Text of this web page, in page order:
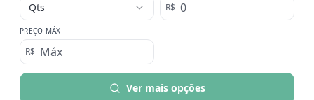
Qts R$
PREÇO MÁX
R$
Ver mais opções